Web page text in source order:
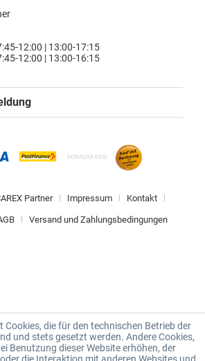
12:00 | 13:00-17:15
12:00 | 13:00-16:15
Partner Impressum Kontakt
Versand und Zahlungsbedingungen
Cookies, die für den technischen Betrieb der
und stets gesetzt werden. Andere Cookies,
Benutzung dieser Website erhöhen, der